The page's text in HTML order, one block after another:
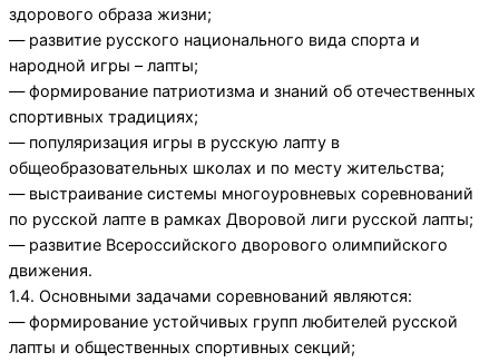
здорового образа жизни;
— развитие русского национального вида спорта и
народной игры – лапты;
— формирование патриотизма и знаний об отечественных
спортивных традициях;
— популяризация игры в русскую лапту в
общеобразовательных школах и по месту жительства;
— выстраивание системы многоуровневых соревнований
по русской лапте в рамках Дворовой лиги русской лапты;
— развитие Всероссийского дворового олимпийского
движения.
1.4. Основными задачами соревнований являются:
— формирование устойчивых групп любителей русской
лапты и общественных спортивных секций;